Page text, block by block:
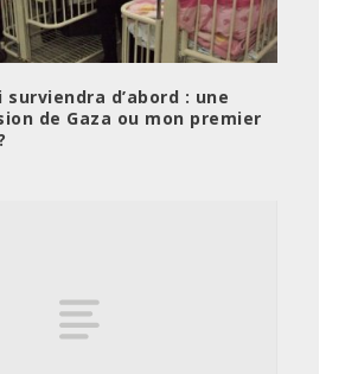
surviendra d’abord : une
de Gaza ou mon premier